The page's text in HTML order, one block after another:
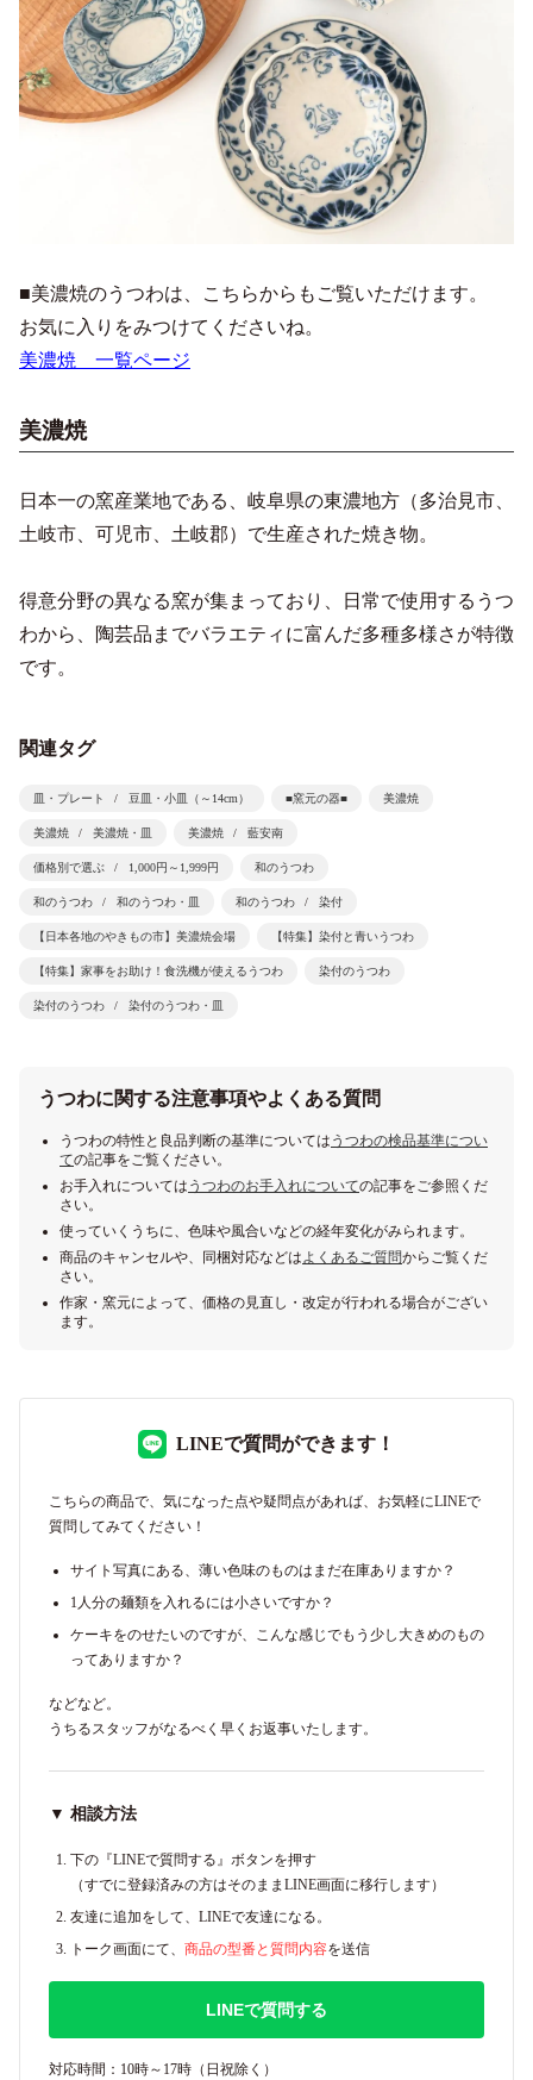
■美濃焼のうつわは、こちらからもご覧いただけます。
お気に入りをみつけてくださいね。
美濃焼 一覧ページ
美濃焼
日本一の窯産業地である、岐阜県の東濃地方（多治見市、
土岐市、可児市、土岐郡）で生産された焼き物。
得意分野の異なる窯が集まっており、日常で使用するうつ
わから、陶芸品までバラエティに富んだ多種多様さが特徴
です。
関連タグ
皿・プレート 豆皿・小皿（～14cm） ■窯元の器■ 美濃焼
美濃焼 美濃焼・皿 美濃焼 藍安南
価格別で選ぶ 1,000円～1,999円 和のうつわ
和のうつわ 和のうつわ・皿 和のうつわ 染付
【日本各地のやきもの市】美濃焼会場 【特集】染付と青いうつわ
【特集】家事をお助け！食洗機が使えるうつわ 染付のうつわ
染付のうつわ 染付のうつわ・皿
うつわに関する注意事項やよくある質問
うつわの特性と良品判断の基準については うつわの検品基準につい
ての記事をご覧ください。
お手入れについては うつわのお手入れについての記事をご参照くだ
さい。
使っていくうちに、色味や風合いなどの経年変化がみられます。
商品のキャンセルや、同梱対応などはよくあるご質問からご覧くだ
さい。
作家・窯元によって、価格の見直し・改定が行われる場合がござい
ます。
LINEで質問ができます！
こちらの商品で、気になった点や疑問点があれば、お気軽にLINEで
質問してみてください！
サイト写真にある、薄い色味のものはまだ在庫ありますか？
1人分の麺類を入れるには小さいですか？
ケーキをのせたいのですが、こんな感じでもう少し大きめのもの
ってありますか？
などなど。
うちるスタッフがなるべく早くお返事いたします。
▼ 相談方法
下の『LINEで質問する』ボタンを押す
（すでに登録済みの方はそのままLINE画面に移行します）
友達に追加をして、LINEで友達になる。
トーク画面にて、 商品の型番と質問内容を送信
LINEで質問する
対応時間：10時～17時（日祝除く）